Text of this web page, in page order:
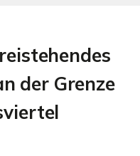
der Grenze